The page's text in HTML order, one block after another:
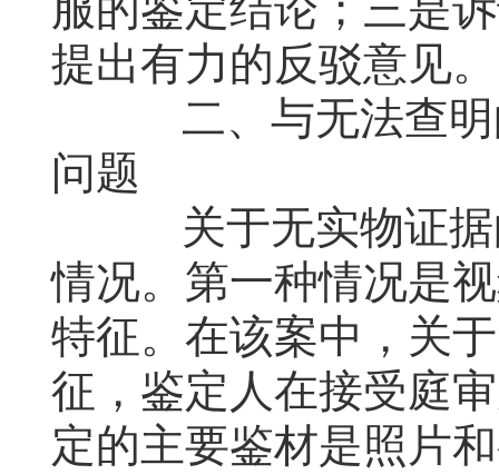
提出有力的反驳意见。
二、与无法查明
问题
关于无实物证据
情况。第一种情况是
特征。在该案中，关
征，鉴定人在接受庭
定的主要鉴材是照片